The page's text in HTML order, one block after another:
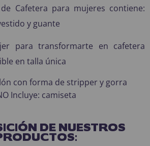
Cafetera para mujeres contiene:
y guante
para transformarte en cafetera
en talla única
con forma de stripper y gorra
Incluye: camiseta
DE NUESTROS